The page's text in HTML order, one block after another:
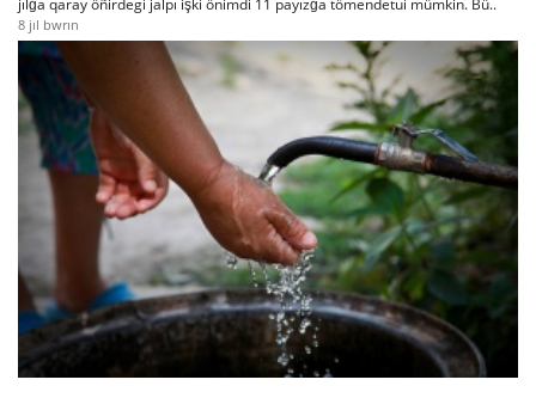
jılğa qaray öñirdegi jalpı işki önimdi 11 payızğa tömendetui mümkin. Bü..
8 jıl bwrın